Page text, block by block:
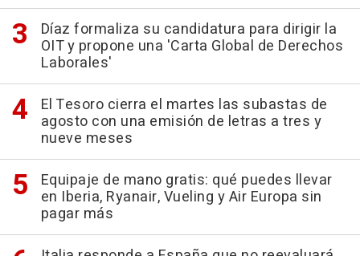
Díaz formaliza su candidatura para dirigir la
OIT y propone una 'Carta Global de Derechos
Laborales'
El Tesoro cierra el martes las subastas de
agosto con una emisión de letras a tres y
nueve meses
Equipaje de mano gratis: qué puedes llevar
en Iberia, Ryanair, Vueling y Air Europa sin
pagar más